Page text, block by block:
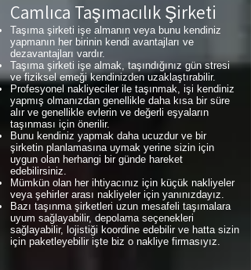
Çamlıca Taşımacılık Şirketi
Taşıma şirketi işe almanın veya bunu kendiniz
yapmanın her birinin kendi avantajları ve
dezavantajları vardır.
Taşıma şirketi işe almak, taşındığınız gün stresi
ve fiziksel emeği kendinizden uzaklaştırabilir.
Profesyonel nakliyeciler ile taşınmak, işi kendiniz
yapmış olmanızdan genellikle daha kısa bir süre
alır ve genellikle evlerin ve değerli eşyaların
taşınması için önerilir.
Bunu kendiniz yapmak daha ucuzdur ve bir
şirketin planlamasına uymak yerine sizin için
uygun olan herhangi bir günde hareket
edebilirsiniz.
Mümkün olan her ihtiyacınız için küçük nakliyeler
veya şehirler arası nakliyeler için yanınızdayız.
Bazı taşınma şirketleri uzun mesafeli taşımalara
uyum sağlayabilir, depolama seçenekleri
sağlayabilir, lojistiği koordine edebilir ve hatta sizin
için paketleyebilir işte biz o nakliye firmasıyız.